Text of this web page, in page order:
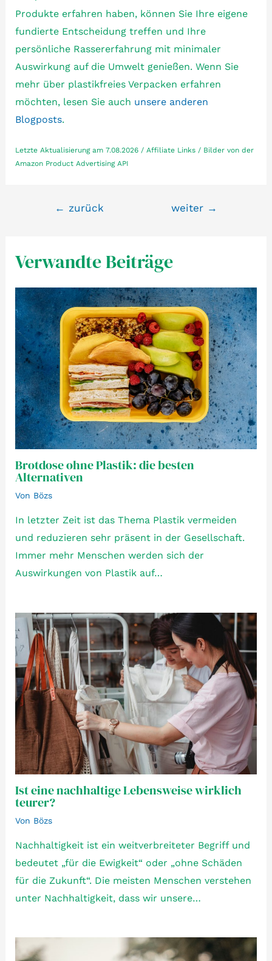
Produkte erfahren haben, können Sie Ihre eigene
fundierte Entscheidung treffen und Ihre
persönliche Rassererfahrung mit minimaler
Auswirkung auf die Umwelt genießen. Wenn Sie
mehr über plastikfreies Verpacken erfahren
möchten, lesen Sie auch unsere anderen
Blogposts.
Letzte Aktualisierung am 7.08.2026 / Affiliate Links / Bilder von der
Amazon Product Advertising API
Beitragsnavigation
← zurück weiter →
Verwandte Beiträge
Brotdose ohne Plastik: die besten
Alternativen
Von Bözs
In letzter Zeit ist das Thema Plastik vermeiden
und reduzieren sehr präsent in der Gesellschaft.
Immer mehr Menschen werden sich der
Auswirkungen von Plastik auf…
Ist eine nachhaltige Lebensweise wirklich
teurer?
Von Bözs
Nachhaltigkeit ist ein weitverbreiteter Begriff und
bedeutet „für die Ewigkeit“ oder „ohne Schäden
für die Zukunft“. Die meisten Menschen verstehen
unter Nachhaltigkeit, dass wir unsere…